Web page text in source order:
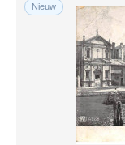
Nieuw